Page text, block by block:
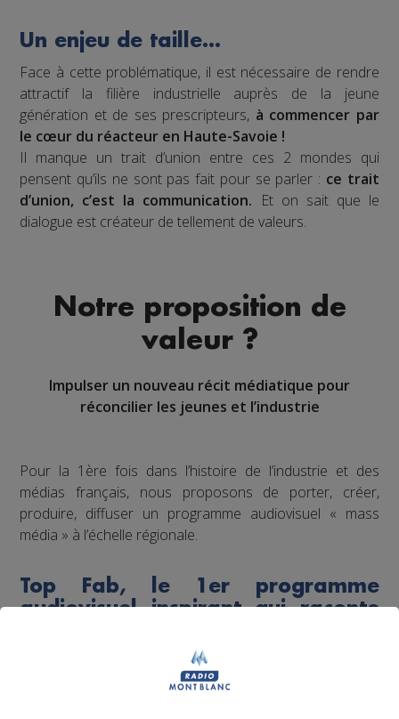
Un enjeu de taille…
Face à cette problématique, il est nécessaire de rendre
attractif la filière industrielle auprès de la jeune
génération et de ses prescripteurs, à commencer par
le cœur du réacteur en Haute-Savoie !
Il manque un trait d’union entre ces 2 mondes qui
pensent qu’ils ne sont pas fait pour se parler : ce trait
d’union, c’est la communication. Et on sait que le
dialogue est créateur de tellement de valeurs.
Notre proposition de
valeur ?
Impulser un nouveau récit médiatique pour
réconcilier les jeunes et l’industrie
Pour la 1ère fois dans l’histoire de l’industrie et des
médias français, nous proposons de porter, créer,
produire, diffuser un programme audiovisuel « mass
média » à l’échelle régionale.
Top Fab, le 1er programme
audiovisuel inspirant qui raconte
Dans l’esprit d'un “top chef de l’industrie”, à l’image de la